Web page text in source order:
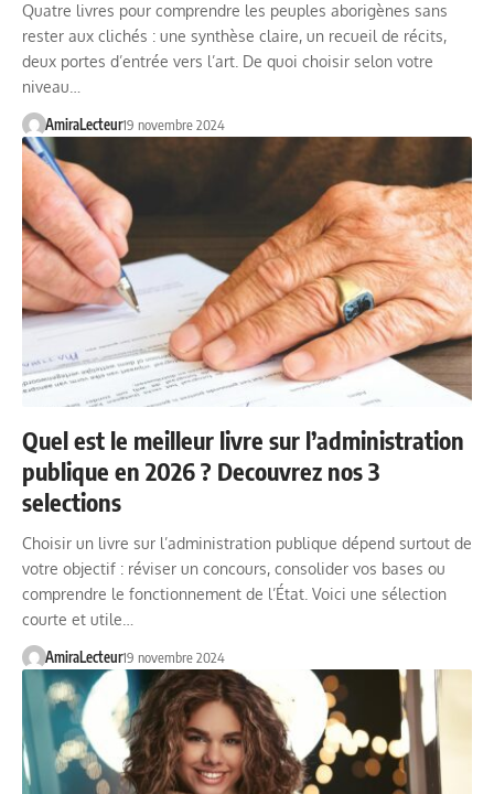
Quatre livres pour comprendre les peuples aborigènes sans
rester aux clichés : une synthèse claire, un recueil de récits,
deux portes d’entrée vers l’art. De quoi choisir selon votre
niveau…
AmiraLecteur19 novembre 2024
Quel est le meilleur livre sur l’administration
publique en 2026 ? Decouvrez nos 3
selections
Choisir un livre sur l’administration publique dépend surtout de
votre objectif : réviser un concours, consolider vos bases ou
comprendre le fonctionnement de l’État. Voici une sélection
courte et utile…
AmiraLecteur19 novembre 2024